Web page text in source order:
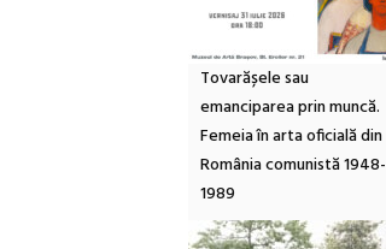
Tovarășele sau
emanciparea prin muncă.
Femeia în arta oficială din
România comunistă 1948-
1989